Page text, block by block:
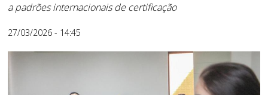
a padrões internacionais de certificação
27/03/2026 - 14:45